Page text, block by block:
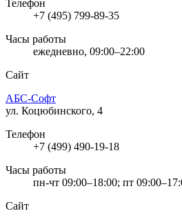
Телефон
+7 (495) 799-89-35
Часы работы
ежедневно, 09:00–22:00
Сайт
АБС-Софт
ул. Коцюбинского, 4
Телефон
+7 (499) 490-19-18
Часы работы
пн-чт 09:00–18:00; пт
Сайт